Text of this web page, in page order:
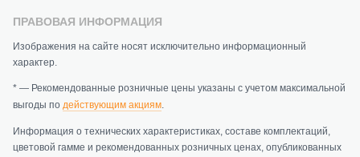
ПРАВОВАЯ ИНФОРМАЦИЯ
Изображения на сайте носят исключительно информационный
характер.
* — Рекомендованные розничные цены указаны с учетом максимальной
выгоды по действующим акциям
Информация о технических характеристиках, составе комплектаций,
цветовой гамме и рекомендованных розничных ценах, опубликованных